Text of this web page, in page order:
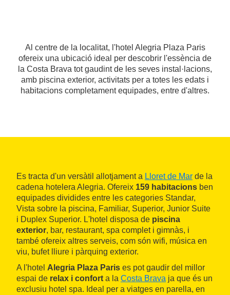
Al centre de la localitat, l'hotel Alegria Plaza Paris
ofereix una ubicació ideal per descobrir l'essència de
la Costa Brava tot gaudint de les seves instal·lacions,
amb piscina exterior, activitats per a totes les edats i
habitacions completament equipades, entre d'altres.
Es tracta d'un versàtil allotjament a Lloret de Mar de la
cadena hotelera Alegria. Ofereix 159 habitacions ben
equipades dividides entre les categories Standar,
Vista sobre la piscina, Familiar, Superior, Junior Suite
i Duplex Superior. L'hotel disposa de piscina
exterior, bar, restaurant, spa complet i gimnàs, i
també ofereix altres serveis, com són wifi, música en
viu, bufet lliure i pàrquing exterior.
A l'hotel Alegria Plaza Paris es pot gaudir del millor
espai de relax i confort a la Costa Brava ja que és un
exclusiu hotel spa. Ideal per a viatges en parella, en